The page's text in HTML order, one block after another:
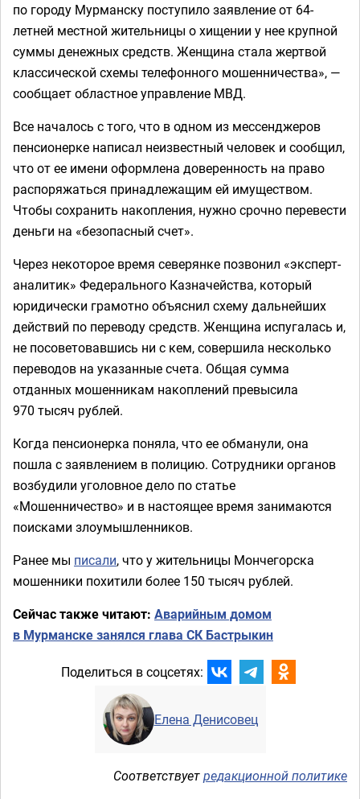
по городу Мурманску поступило заявление от 64-
летней местной жительницы о хищении у нее крупной
суммы денежных средств. Женщина стала жертвой
классической схемы телефонного мошенничества», —
сообщает областное управление МВД.
Все началось с того, что в одном из мессенджеров
пенсионерке написал неизвестный человек и сообщил,
что от ее имени оформлена доверенность на право
распоряжаться принадлежащим ей имуществом.
Чтобы сохранить накопления, нужно срочно перевести
деньги на «безопасный счет».
Через некоторое время северянке позвонил «эксперт-
аналитик» Федерального Казначейства, который
юридически грамотно объяснил схему дальнейших
действий по переводу средств. Женщина испугалась и,
не посоветовавшись ни с кем, совершила несколько
переводов на указанные счета. Общая сумма
отданных мошенникам накоплений превысила
970 тысяч рублей.
Когда пенсионерка поняла, что ее обманули, она
пошла с заявлением в полицию. Сотрудники органов
возбудили уголовное дело по статье
«Мошенничество» и в настоящее время занимаются
поисками злоумышленников.
Ранее мы писали, что у жительницы Мончегорска
мошенники похитили более 150 тысяч рублей.
Сейчас также читают: Аварийным домом
в Мурманске занялся глава СК Бастрыкин
Поделиться в соцсетях:
Елена Денисовец
Соответствуетредакционной политике